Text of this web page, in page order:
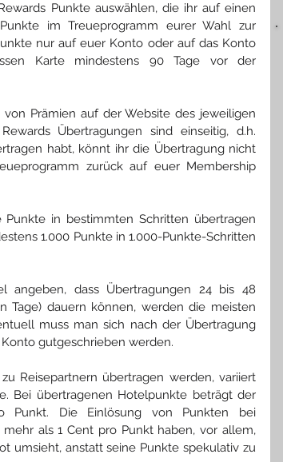
Punkte auswählen, die ihr auf einen
im Treueprogramm eurer Wahl zur
nur auf euer Konto oder auf das Konto
Karte mindestens 90 Tage vor der
Prämien auf der Website des jeweiligen
Übertragungen sind einseitig, d.h.
habt, könnt ihr die Übertragung nicht
zurück auf euer Membership
in bestimmten Schritten übertragen
1.000 Punkte in 1.000-Punkte-Schritten
angeben, dass Übertragungen 24 bis 48
Tage) dauern können, werden die meisten
muss man sich nach der Übertragung
gutgeschrieben werden.
Reisepartnern übertragen werden, variiert
Bei übertragenen Hotelpunkte beträgt der
Die Einlösung von Punkten bei
als 1 Cent pro Punkt haben, vor allem,
umsieht, anstatt seine Punkte spekulativ zu